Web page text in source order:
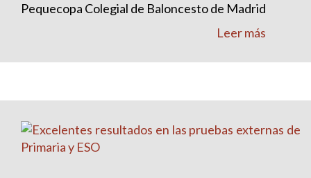
Pequecopa Colegial de Baloncesto de Madrid
Leer más